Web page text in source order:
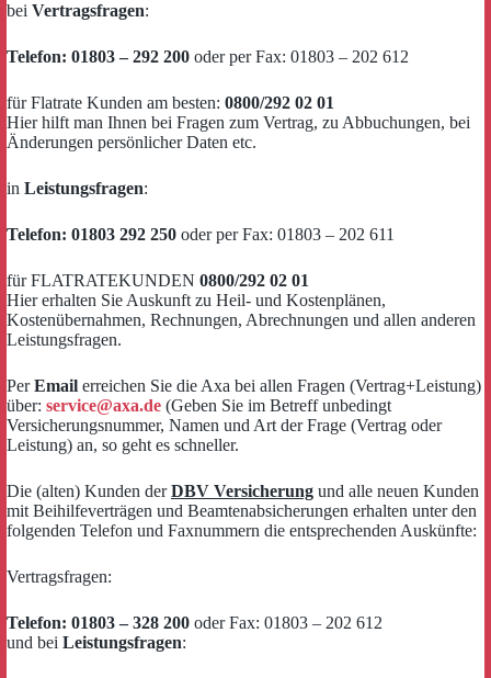
bei Vertragsfragen:
Telefon: 01803 – 292 200 oder per Fax: 01803 – 202 612
für Flatrate Kunden am besten: 0800/292 02 01
Hier hilft man Ihnen bei Fragen zum Vertrag, zu Abbuchungen, bei
Änderungen persönlicher Daten etc.
in Leistungsfragen:
Telefon: 01803 292 250 oder per Fax: 01803 – 202 611
für FLATRATEKUNDEN 0800/292 02 01
Hier erhalten Sie Auskunft zu Heil- und Kostenplänen,
Kostenübernahmen, Rechnungen, Abrechnungen und allen anderen
Leistungsfragen.
PerEmail erreichen Sie die Axa bei allen Fragen (Vertrag+Leistung)
über: service@axa.de (Geben Sie im Betreff unbedingt
Versicherungsnummer, Namen und Art der Frage (Vertrag oder
Leistung) an, so geht es schneller.
Die (alten) Kunden derDBV Versicherung und alle neuen Kunden
mit Beihilfeverträgen und Beamtenabsicherungen erhalten unter den
folgenden Telefon und Faxnummern die entsprechenden Auskünfte:
Vertragsfragen:
Telefon: 01803 – 328 200 oder Fax: 01803 – 202 612
und bei Leistungsfragen: